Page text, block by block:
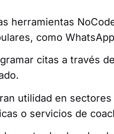
herramientas
como
citas a través
utilidad en
o servicios de